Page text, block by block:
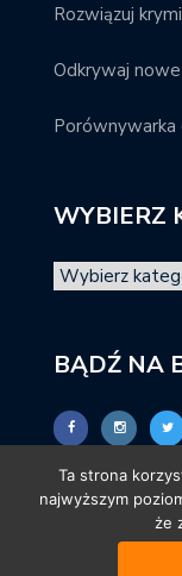
Rozwiązuj
Odkrywaj
Porównywarka
WYBIERZ
BĄDŹ NA
Ta strona
najwyższym
że